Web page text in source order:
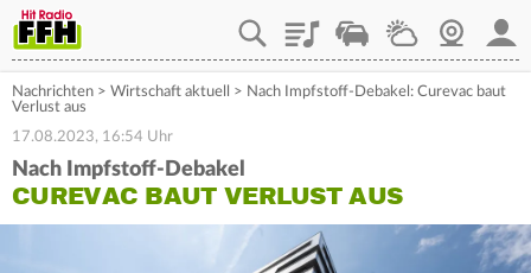
PlaylistStaupilotWetterWebcam
Nachrichten > Wirtschaft aktuell > Nach Impfstoff-Debakel: Curevac baut
Verlust aus
17.08.2023, 16:54 Uhr
Nach Impfstoff-Debakel
CUREVAC BAUT VERLUST AUS